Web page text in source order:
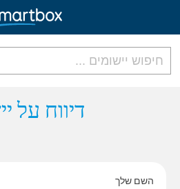
גריד
דיווח על
השם שלך